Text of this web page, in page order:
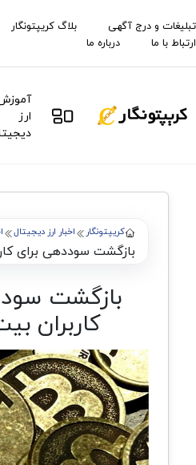
تبلیغات و درج آگهی
بلاگ کریپتونگار
ارتباط با ما
درباره ما
ارز
کریپتونگار اخبار ارز دیجیتال
بازگشت سوددهی برای
بازگشت
کاربران